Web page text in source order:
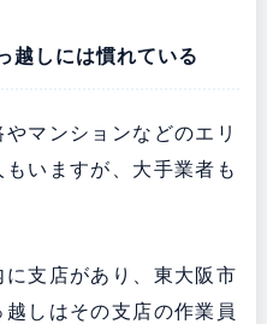
越しには慣れている
やマンションなどのエリ
いますが、大手業者も
支店があり、東大阪市
しはその支店の作業員